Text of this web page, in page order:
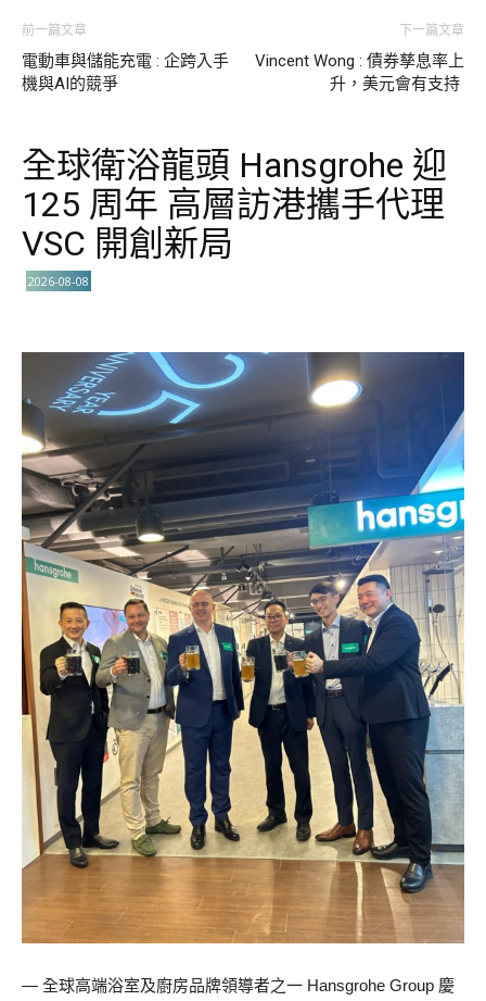
前一篇文章
電動車與儲能充電 : 企跨入手
機與AI的競爭
下一篇文章
Vincent Wong : 債券孳息率上
升，美元會有支持
全球衛浴龍頭 Hansgrohe 迎
125 周年 高層訪港攜手代理
VSC 開創新局
2026-08-08
— 全球高端浴室及廚房品牌領導者之一 Hansgrohe Group 慶